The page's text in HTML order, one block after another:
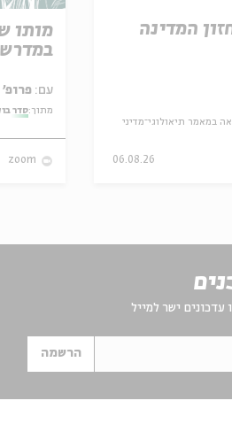
המדינה
במאמר תיאולוגי־מדיני
06.08.26
מותו
עם: פרופ' אביגדור שנאן
מתוך:סדר
zoom
עדכונים ישר למייל
הרשמה